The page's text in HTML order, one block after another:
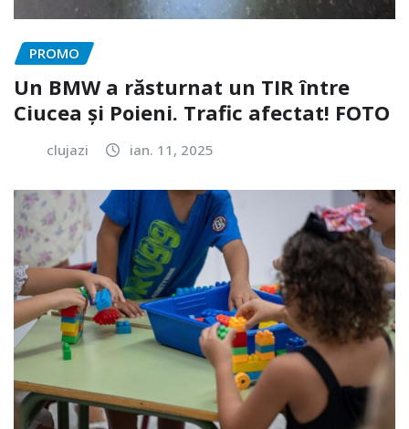
PROMO
Un BMW a răsturnat un TIR între
Ciucea și Poieni. Trafic afectat! FOTO
clujazi ian. 11, 2025